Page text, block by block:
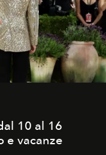
10 al 16
e vacanze